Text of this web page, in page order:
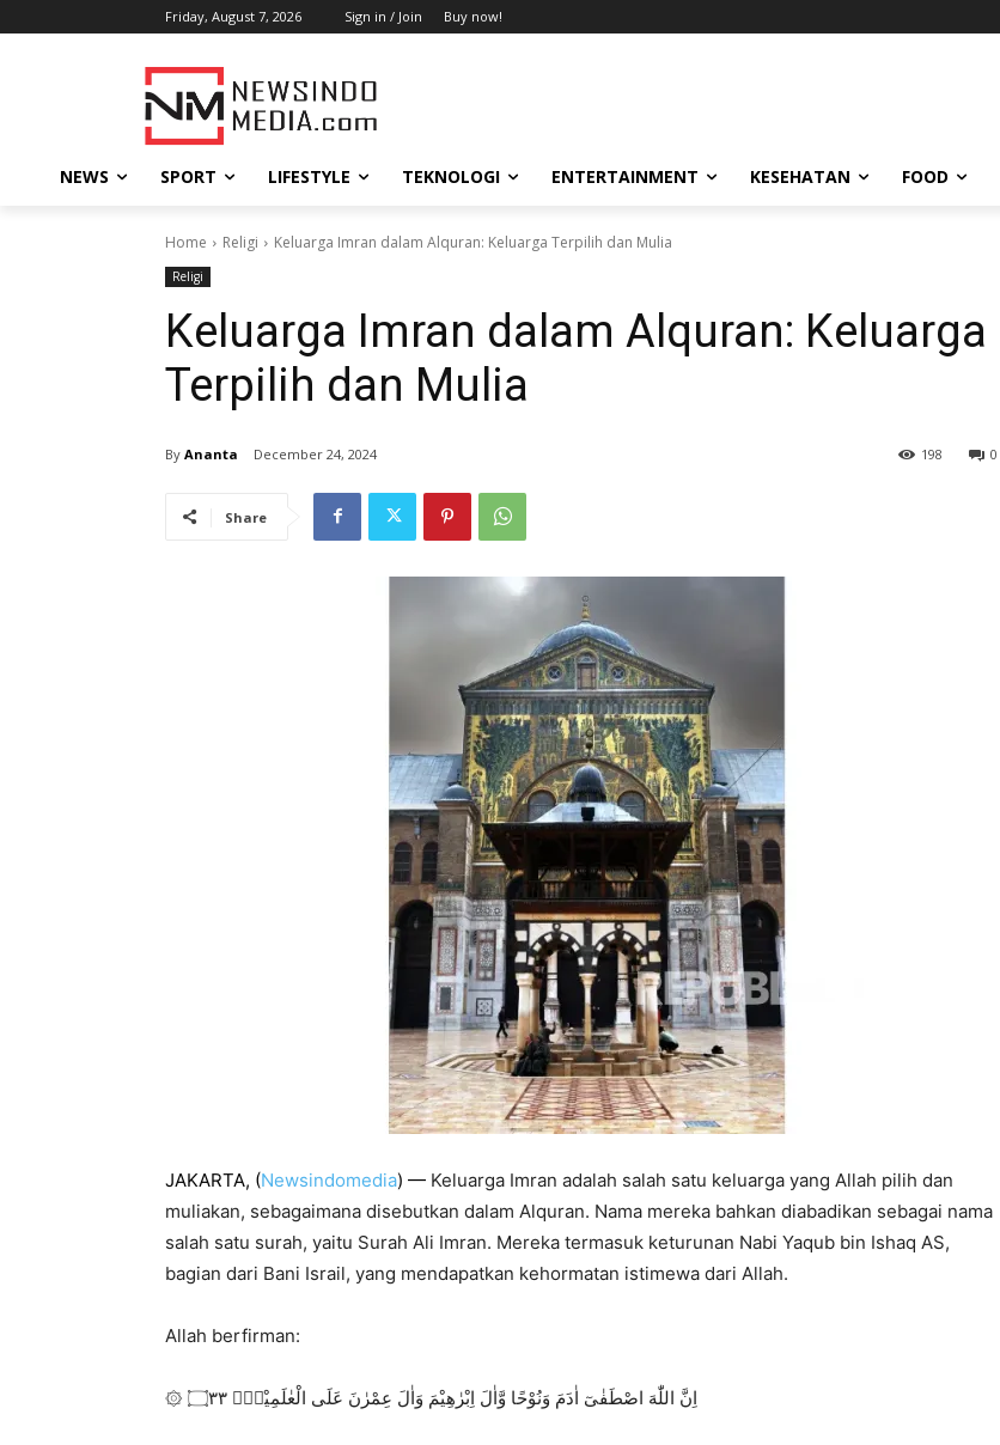
Friday, August 7, 2026 Sign in / Join Buy now!
NEWS SPORT LIFESTYLE TEKNOLOGI ENTERTAINMENT KESEHATAN FOOD
Home Religi Keluarga Imran dalam Alquran: Keluarga Terpilih dan Mulia
Religi
Keluarga Imran dalam Alquran: Keluarga
Terpilih dan Mulia
By Ananta December 24, 2024 0
198
Share
JAKARTA, (Newsindomedia) — Keluarga Imran adalah salah satu keluarga yang Allah pilih dan
muliakan, sebagaimana disebutkan dalam Alquran. Nama mereka bahkan diabadikan sebagai nama
salah satu surah, yaitu Surah Ali Imran. Mereka termasuk keturunan Nabi Yaqub bin Ishaq AS,
bagian dari Bani Israil, yang mendapatkan kehormatan istimewa dari Allah.
Allah berfirman:
۞ اِنَّ اللّٰهَ اصْطَفٰىٓ اٰدَمَ وَنُوْحًا وَّاٰلَ اِبْرٰهِيْمَ وَاٰلَ عِمْرٰنَ عَلَى الْعٰلَمِيْنَۙ ۝٣٣